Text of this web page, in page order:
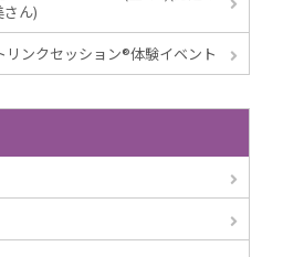
ん)
リンクセッション®︎体験イベント